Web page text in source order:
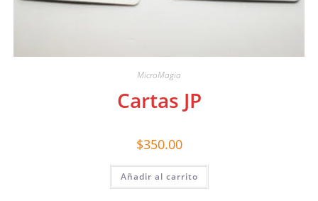
MicroMagia
Cartas JP
$350.00
Añadir al carrito